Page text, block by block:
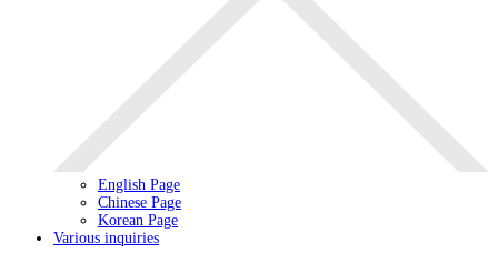
English Page
Chinese Page
Korean Page
Various inquiries